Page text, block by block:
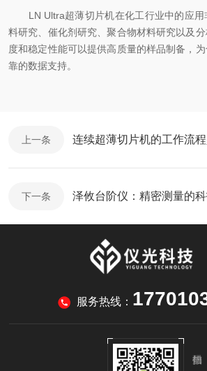
LN Ultra超薄切片机在化工行业中的应用
料研究、催化剂研究、聚合物材料研究以及
度和稳定性能可以提供高质量的样品制备，
靠的数据支持。
上一条 连续超薄切片机的工作流
下一条 泽攸台阶仪：精密测量的
服务热线：